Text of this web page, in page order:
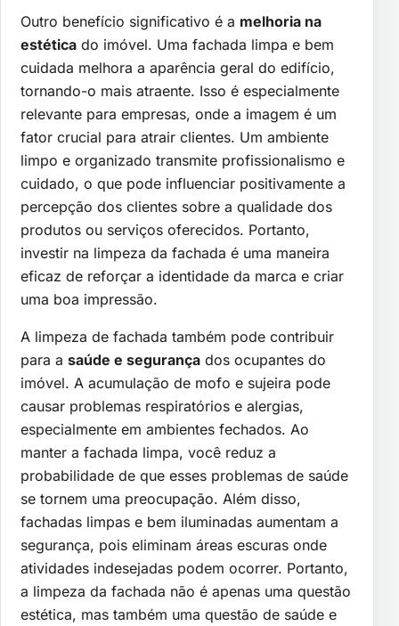
Outro benefício significativo é a melhoria na
estética do imóvel. Uma fachada limpa e bem
cuidada melhora a aparência geral do edifício,
tornando-o mais atraente. Isso é especialmente
relevante para empresas, onde a imagem é um
fator crucial para atrair clientes. Um ambiente
limpo e organizado transmite profissionalismo e
cuidado, o que pode influenciar positivamente a
percepção dos clientes sobre a qualidade dos
produtos ou serviços oferecidos. Portanto,
investir na limpeza da fachada é uma maneira
eficaz de reforçar a identidade da marca e criar
uma boa impressão.
A limpeza de fachada também pode contribuir
para a saúde e segurança dos ocupantes do
imóvel. A acumulação de mofo e sujeira pode
causar problemas respiratórios e alergias,
especialmente em ambientes fechados. Ao
manter a fachada limpa, você reduz a
probabilidade de que esses problemas de saúde
se tornem uma preocupação. Além disso,
fachadas limpas e bem iluminadas aumentam a
segurança, pois eliminam áreas escuras onde
atividades indesejadas podem ocorrer. Portanto,
a limpeza da fachada não é apenas uma questão
estética, mas também uma questão de saúde e